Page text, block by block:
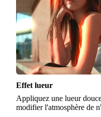
Effet lueur
Appliquez une lueur
modifier l'atmosphère de